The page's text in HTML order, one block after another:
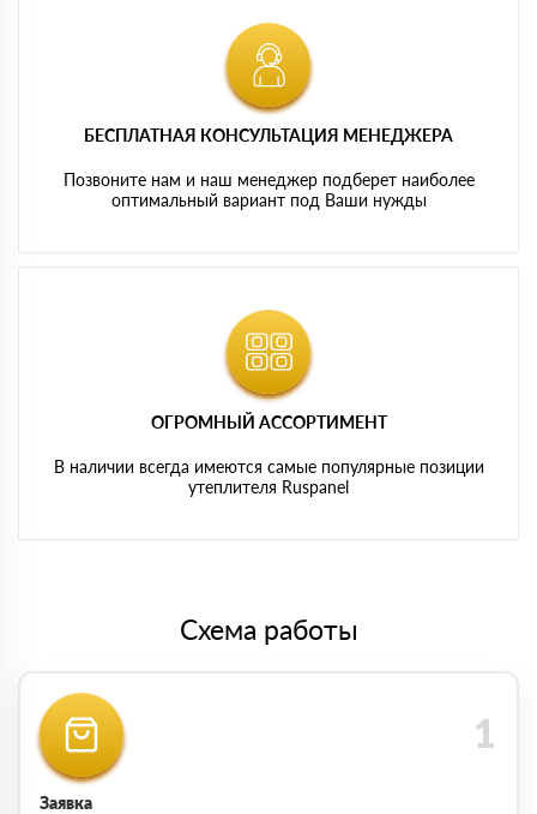
БЕСПЛАТНАЯ КОНСУЛЬТАЦИЯ МЕНЕДЖЕРА
Позвоните нам и наш менеджер подберет наиболее
оптимальный вариант под Ваши нужды
ОГРОМНЫЙ АССОРТИМЕНТ
В наличии всегда имеются самые популярные позиции
утеплителя Ruspanel
Схема работы
Заявка